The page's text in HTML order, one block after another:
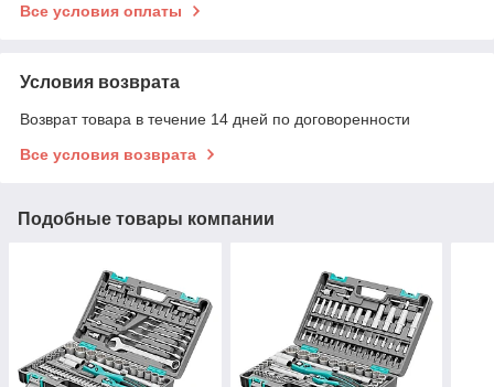
Все условия оплаты
Условия возврата
Возврат товара в течение 14 дней по договоренности
Все условия возврата
Подобные товары компании